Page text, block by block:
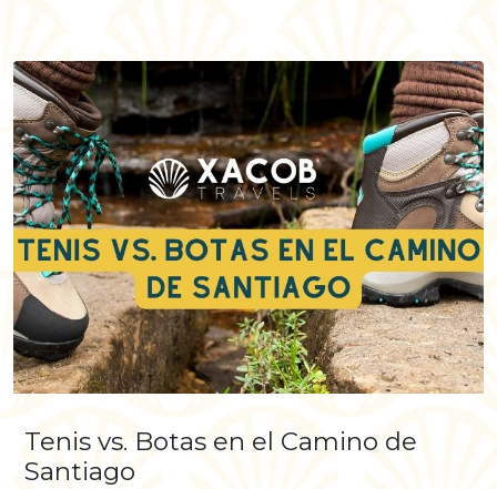
Tenis vs. Botas en el Camino de
Santiago